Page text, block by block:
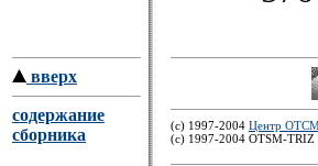
вверх
содержание
сборника
(c) 1997-2004 Центр
(с) 1997-2004 OTSM-TRIZ